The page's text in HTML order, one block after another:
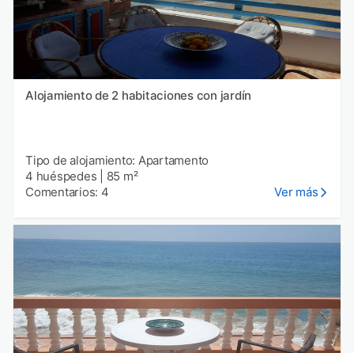
Alojamiento de 2 habitaciones con jardín
Tipo de alojamiento: Apartamento
4 huéspedes
85 m²
Comentarios: 4
Ver más